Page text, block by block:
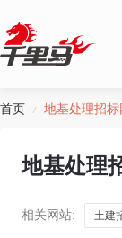
首页 / 地基处理招标
地基处理
相关网站: 土建